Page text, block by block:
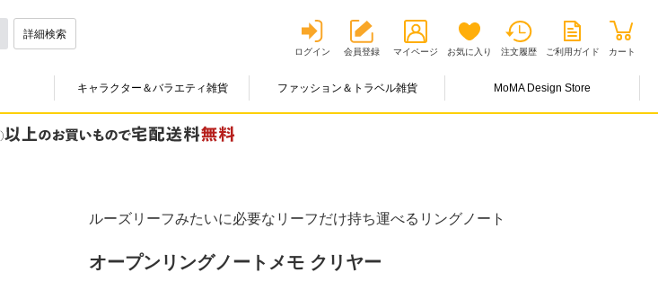
詳細検索
ログイン 会員登録 マイページ お気に入り 注文履歴 ご利用ガイド カート
キャラクター＆バラエティ雑貨 ファッション＆トラベル雑貨 MoMA Design Store
ルーズリーフみたいに必要なリーフだけ持ち運べるリングノート
オープンリングノートメモ クリヤー